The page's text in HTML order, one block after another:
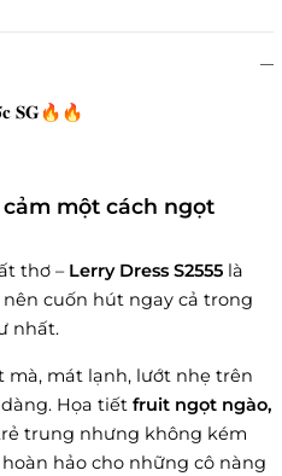
𝐒𝐆🔥🔥
cảm một cách ngọt
thơ – Lerry Dress S2555 là
cuốn hút ngay cả trong
nhất.
mà, mát lạnh, lướt nhẹ trên
Họa tiết fruit ngọt ngào,
trung nhưng không kém
hảo cho những cô nàng